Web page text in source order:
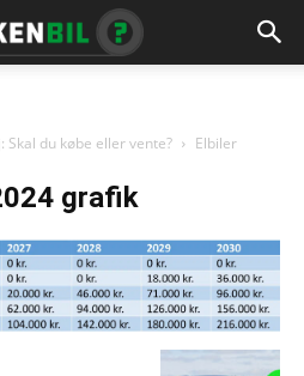
Skal du købe eller vente?
Elbiler
grafik